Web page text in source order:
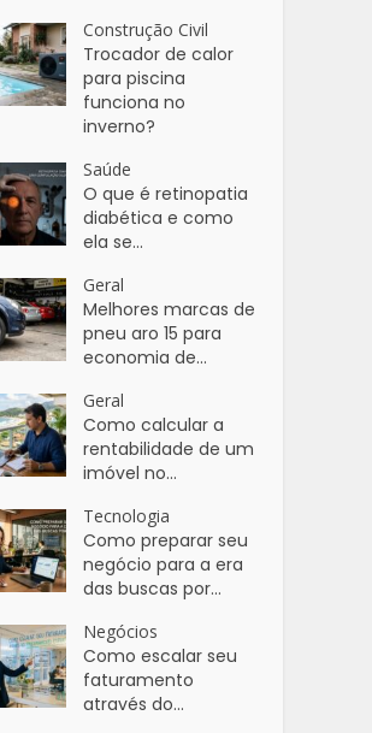
Construção Civil
Trocador de calor
para piscina
funciona no
inverno?
Saúde
O que é retinopatia
diabética e como
ela se...
Geral
Melhores marcas de
pneu aro 15 para
economia de...
Geral
Como calcular a
rentabilidade de um
imóvel no...
Tecnologia
Como preparar seu
negócio para a era
das buscas por...
Negócios
Como escalar seu
faturamento
através do...